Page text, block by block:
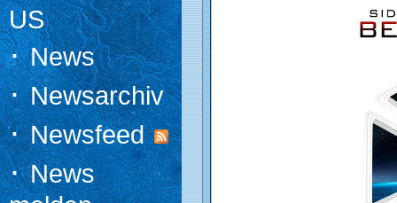
US
·News
·Newsarchiv
·Newsfeed
·News